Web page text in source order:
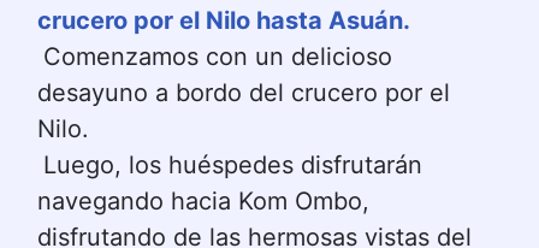
crucero por el Nilo hasta Asuán.
Comenzamos con un delicioso
desayuno a bordo del crucero por el
Nilo.
Luego, los huéspedes disfrutarán
navegando hacia Kom Ombo,
disfrutando de las hermosas vistas del